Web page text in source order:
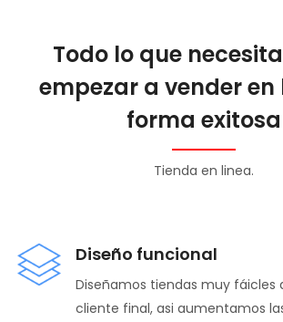
Todo lo que
empezar a vender en
forma exitosa
Tienda en linea.
Diseño funcional
Diseñamos tiendas muy fáicles
cliente final, asi aumentamos